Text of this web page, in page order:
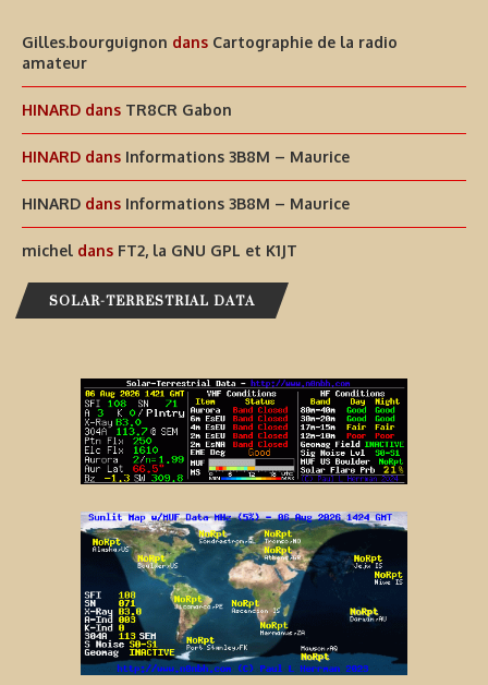
Gilles.bourguignon dans Cartographie de la radio
amateur
HINARD dans TR8CR Gabon
HINARD dans Informations 3B8M – Maurice
HINARD dans Informations 3B8M – Maurice
michel dans FT2, la GNU GPL et K1JT
SOLAR-TERRESTRIAL DATA